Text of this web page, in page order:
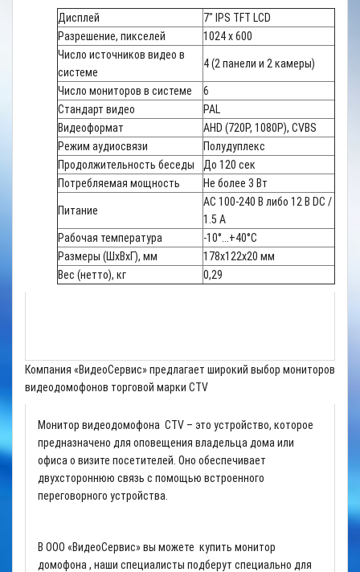
Дисплей
7" IPS TFT LCD
Разрешение, пикселей
1024 x 600
Число источников видео в
системе
4 (2 панели и 2 камеры)
Число мониторов в системе
6
Стандарт видео
PAL
Видеоформат
AHD (720P, 1080P), CVBS
Режим аудиосвязи
Полудуплекс
Продолжительность беседы
До 120 сек
Потребляемая мощность
Не более 3 Вт
Питание
АС 100-240 В либо 12 В DC /
1.5 А
Рабочая температура
-10°...+40°С
Размеры (ШхВхГ), мм
178x122x20 мм
Вес (нетто), кг
0,29
Компания «ВидеоСервис» предлагает широкий выбор мониторов
видеодомофонов торговой марки CTV
Монитор видеодомофона CTV – это устройство, которое
предназначено для оповещения владельца дома или
офиса о визите посетителей. Оно обеспечивает
двухстороннюю связь с помощью встроенного
переговорного устройства.
В ООО «ВидеоСервис» вы можете купить монитор
домофона , наши специалисты подберут специально для